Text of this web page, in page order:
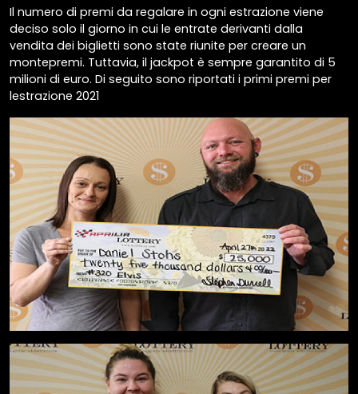
Il numero di premi da regalare in ogni estrazione viene
deciso solo il giorno in cui le entrate derivanti dalla
vendita dei biglietti sono state riunite per creare un
montepremi. Tuttavia, il jackpot è sempre garantito di 5
milioni di euro. Di seguito sono riportati i primi premi per
lestrazione 2021